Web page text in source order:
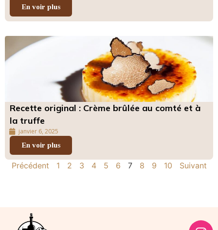
En voir plus
Recette original : Crème brûlée au comté et à
la truffe
janvier 6, 2025
En voir plus
Précédent 1 2 3 4 5 6 7 8 9 10 Suivant